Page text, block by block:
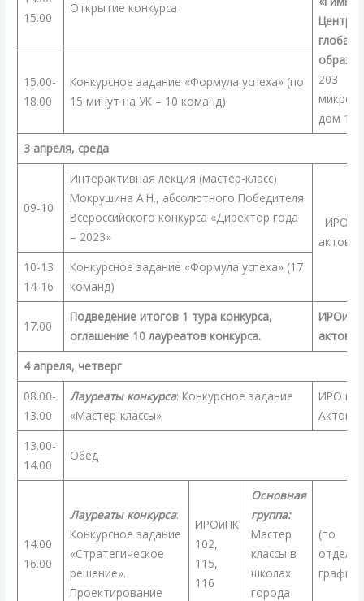
15.00
Открытие конкурса
Центр
203
дом 14
15.00-
18.00
Конкурсное задание «Формула успеха» (по
15 минут на УК – 10 команд)
3 апреля, среда
09-10
Интерактивная лекция (мастер-класс)
Мокрушина А.Н., абсолютного Победителя
Всероссийского конкурса «Директор года
– 2023»
10-13
14-16
Конкурсное задание «Формула успеха» (17
команд)
17.00
Подведение итогов 1 тура конкурса,
оглашение 10 лауреатов конкурса.
4 апреля, четверг
08.00-
13.00
Лауреаты конкурса: Конкурсное задание
«Мастер-классы»
ИРО и
13.00-
14.00
Обед
14.00
16.00
Лауреаты конкурса:
Конкурсное задание
«Стратегическое
решение».
Проектирование
ИРОиПК
102,
115,
116
Основная
группа:
Мастер
классы в
школах
города
(по